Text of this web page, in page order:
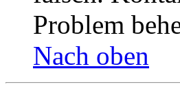
Problem
Nach oben